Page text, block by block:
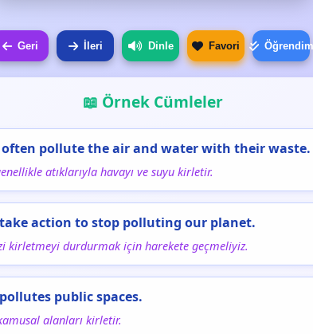
Geri İleri Dinle Favori Öğrendim
📖 Örnek Cümleler
often pollute the air and water with their waste.
atıklarıyla havayı ve suyu kirletir.
take action to stop polluting our planet.
kirletmeyi durdurmak için harekete geçmeliyiz.
public spaces.
alanları kirletir.